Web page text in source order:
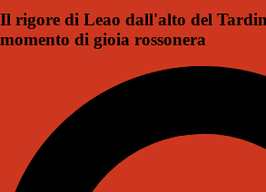
Il rigore di Leao dall'alto del
momento di gioia rossonera